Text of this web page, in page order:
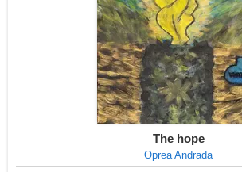
The hope
Oprea Andrada